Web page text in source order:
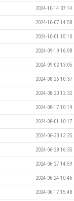
2024-10-14 07:14
2024-10-07 14:58
2024-10-01 15:10
2024-09-19 16:08
2024-09-02 13:05
2024-08-26 10:37
2024-08-20 12:32
2024-08-17 10:19
2024-08-01 10:17
2024-06-30 13:25
2024-06-28 16:35
2024-06-27 14:59
2024-06-24 10:46
2024-06-17 15:48